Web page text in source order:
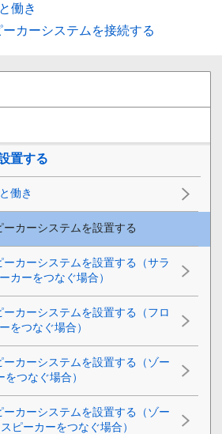
働き
カーシステムを接続する
置する
働き
カーシステムを設置する
カーシステムを設置する（サラ
カーをつなぐ場合）
カーシステムを設置する（フロ
をつなぐ場合）
カーシステムを設置する（ゾー
つなぐ場合）
カーシステムを設置する（ゾー
ピーカーをつなぐ場合）